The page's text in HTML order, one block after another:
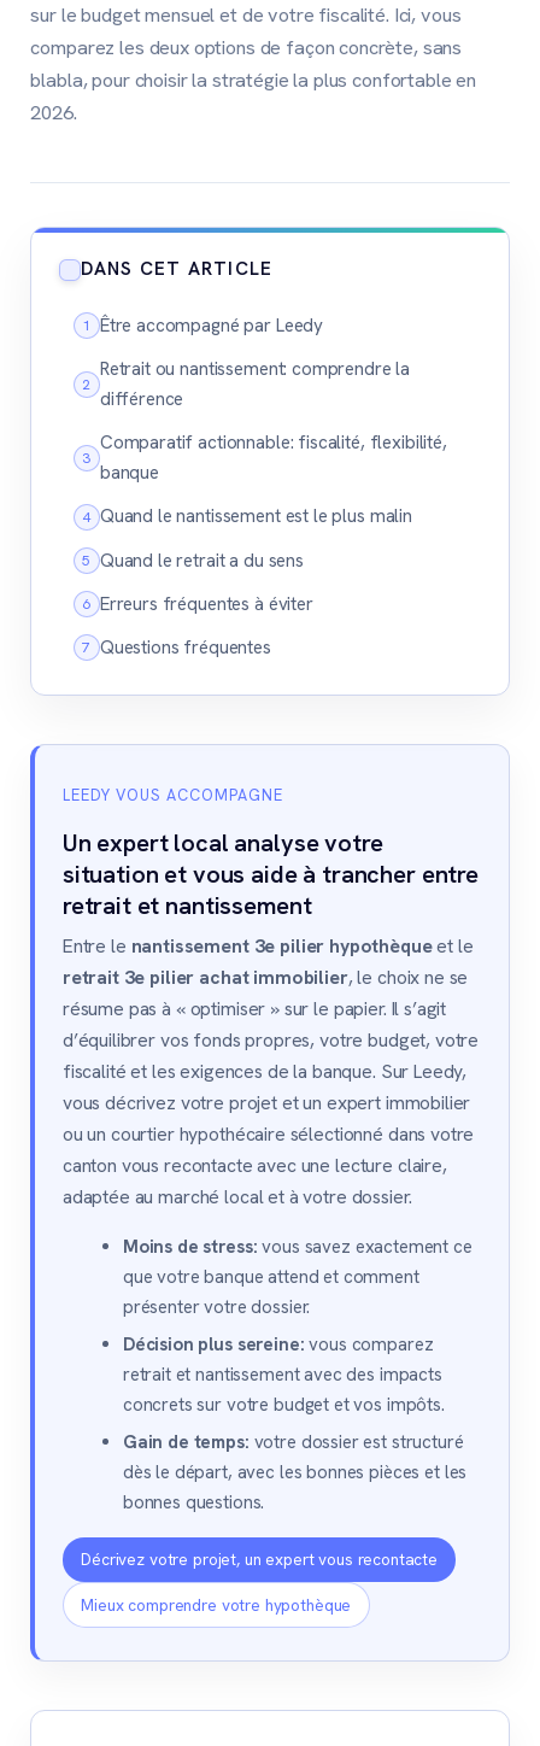
sur le budget mensuel et de votre fiscalité. Ici, vous
comparez les deux options de façon concrète, sans
blabla, pour choisir la stratégie la plus confortable en
2026.
DANS CET ARTICLE
Être accompagné par Leedy
Retrait ou nantissement: comprendre la
différence
Comparatif actionnable: fiscalité, flexibilité,
banque
Quand le nantissement est le plus malin
Quand le retrait a du sens
Erreurs fréquentes à éviter
Questions fréquentes
LEEDY VOUS ACCOMPAGNE
Un expert local analyse votre
situation et vous aide à trancher entre
retrait et nantissement
Entre le nantissement 3e pilier hypothèqueet le
retrait 3e pilier achat immobilier, le choix ne se
résume pas à « optimiser » sur le papier. Il s’agit
d’équilibrer vos fonds propres, votre budget, votre
fiscalité et les exigences de la banque. Sur Leedy,
vous décrivez votre projet et un expert immobilier
ou un courtier hypothécaire sélectionné dans votre
canton vous recontacte avec une lecture claire,
adaptée au marché local et à votre dossier.
Moins de stress: vous savez exactement ce
que votre banque attend et comment
présenter votre dossier.
Décision plus sereine: vous comparez
retrait et nantissement avec des impacts
concrets sur votre budget et vos impôts.
Gain de temps: votre dossier est structuré
dès le départ, avec les bonnes pièces et les
bonnes questions.
Décrivez votre projet, un expert vous recontacte
Mieux comprendre votre hypothèque